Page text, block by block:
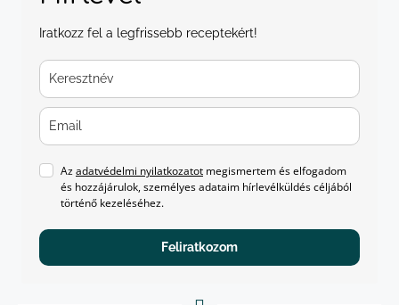
Iratkozz fel a legfrissebb receptekért!
Azadatvédelmi nyilatkozatot megismertem és elfogadom
és hozzájárulok, személyes adataim hírlevélküldés céljából
történő kezeléséhez.
Feliratkozom